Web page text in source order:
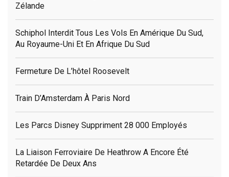
Zélande
Schiphol Interdit Tous Les Vols En Amérique Du Sud,
Au Royaume-Uni Et En Afrique Du Sud
Fermeture De L’hôtel Roosevelt
Train D’Amsterdam À Paris Nord
Les Parcs Disney Suppriment 28 000 Employés
La Liaison Ferroviaire De Heathrow A Encore Été
Retardée De Deux Ans